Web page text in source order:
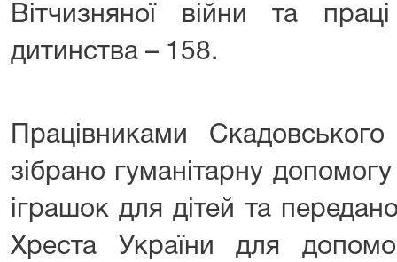
Вітчизняної війни та
дитинства – 158.
Працівниками
зібрано гуманітарну
іграшок для дітей та
Хреста України для